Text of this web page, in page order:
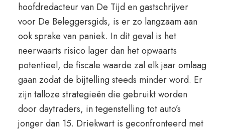
hoofdredacteur van De Tijd en gastschrijver
voor De Beleggersgids, is er zo langzaam aan
ook sprake van paniek. In dit geval is het
neerwaarts risico lager dan het opwaarts
potentieel, de fiscale waarde zal elk jaar omlaag
gaan zodat de bijtelling steeds minder word. Er
zijn talloze strategieën die gebruikt worden
door daytraders, in tegenstelling tot auto’s
jonger dan 15. Driekwart is geconfronteerd met